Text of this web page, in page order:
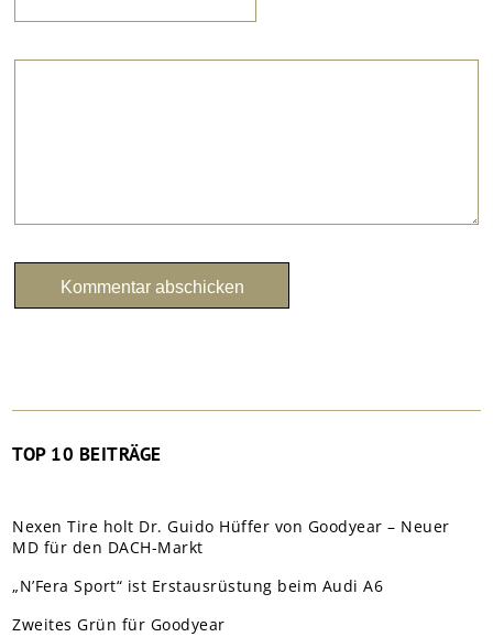
TOP 10 BEITRÄGE
Nexen Tire holt Dr. Guido Hüffer von Goodyear – Neuer
MD für den DACH-Markt
„N’Fera Sport“ ist Erstausrüstung beim Audi A6
Zweites Grün für Goodyear